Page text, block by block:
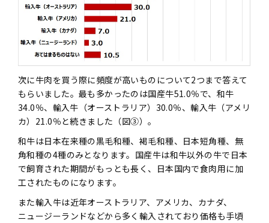
次に牛肉を買う際に頻度が高いものについて2つまで答えて
もらいました。最も多かったのは国産牛51.0％で、和牛
34.0％、輸入牛（オーストラリア）30.0％、輸入牛（アメリ
カ）21.0％と続きました（図③）。
和牛は日本在来種の黒毛和種、褐毛和種、日本短角種、無
角和種の4種のみとなります。国産牛は和牛以外の牛で日本
で飼育された期間がもっとも長く、日本国内で食肉用に加
工されたものになります。
また輸入牛は近年オーストラリア、アメリカ、カナダ、
ニュージーランドなどから多く輸入されており価格も手頃